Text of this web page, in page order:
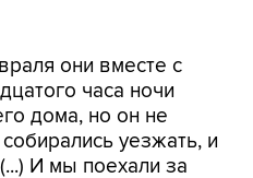
дома, но он не
уезжать, и
И мы поехали за